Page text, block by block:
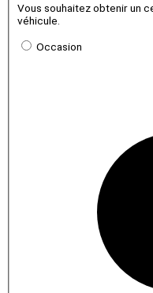
Vous souhaitez obtenir un
véhicule.
Occasion